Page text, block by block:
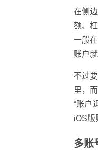
在侧
额、
一般
账户
不过
里，
“账户
iOS版
多账